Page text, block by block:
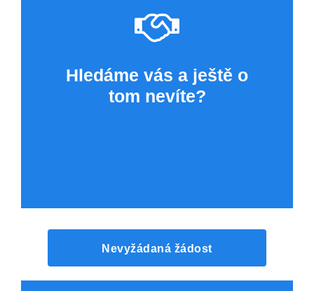
Hledáme vás a ještě o
tom nevíte?
Nevyžádaná žádost